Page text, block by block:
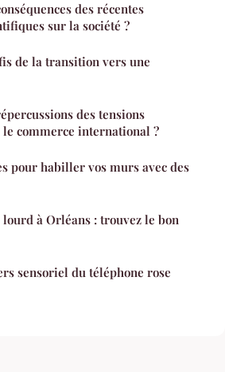
des récentes
sur la société ?
de la transition vers une
des tensions
commerce international ?
pour habiller vos murs avec des
lourd à Orléans : trouvez le bon
sensoriel du téléphone rose